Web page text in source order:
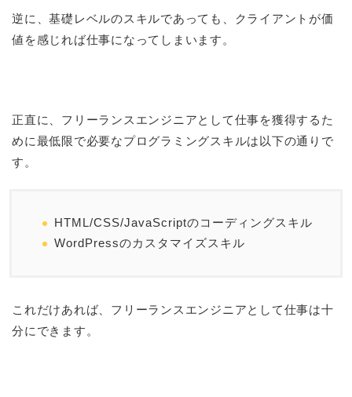
逆に、基礎レベルのスキルであっても、クライアントが価
値を感じれば仕事になってしまいます。
正直に、フリーランスエンジニアとして仕事を獲得するた
めに最低限で必要なプログラミングスキルは以下の通りで
す。
HTML/CSS/JavaScriptのコーディングスキル
WordPressのカスタマイズスキル
これだけあれば、フリーランスエンジニアとして仕事は十
分にできます。